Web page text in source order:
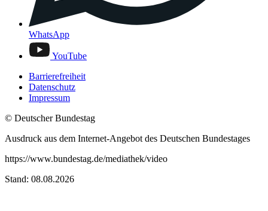
WhatsApp
YouTube
Barrierefreiheit
Datenschutz
Impressum
© Deutscher Bundestag
Ausdruck aus dem Internet-Angebot des Deutschen Bundestages
https://www.bundestag.de/mediathek/video
Stand: 08.08.2026